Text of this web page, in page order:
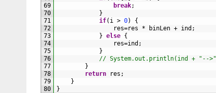
69
70
71
72
73
74
75
76
77
78
79
80
break;
}
if( i > 0)
{
res=res * binLen + ind ;
} else {
res=ind ;
}
// System.out.println(ind + "--
}
return
res ;
}
}